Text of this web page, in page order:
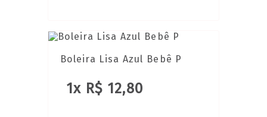
Boleira Lisa Azul Bebê P
1x R$ 12,80